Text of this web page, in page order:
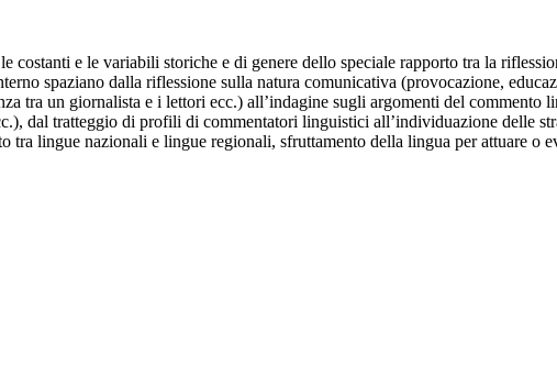
costanti e le variabili storiche e di genere dello speciale rapporto tra la
spaziano dalla riflessione sulla natura comunicativa (provocazione,
tra un giornalista e i lettori ecc.) all’indagine sugli argomenti del
dal tratteggio di profili di commentatori linguistici all’individuazione delle
tra lingue nazionali e lingue regionali, sfruttamento della lingua per attuare o